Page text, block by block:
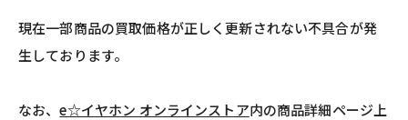
現在一部商品の買取価格が正しく更新されない不具合が発
生しております。
なお、e☆イヤホン オンラインストア内の商品詳細ページ上